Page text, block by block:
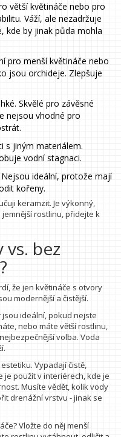
větší květináče nebo pro
Váží, ale nezadržuje
kde by jinak půda mohla
pro menší květináče nebo
jsou orchideje. Zlepšuje
Skvělé pro závěsné
nejsou vhodné pro
s jiným materiálem.
vodní stagnaci.
ideální, protože mají
kořeny.
keramzit. Je výkonný,
rostlinu, přidejte k
vs. bez
že jen květináče s otvory
modernější a čistější.
jsou ideální, pokud nejste
nebo máte větší rostlinu,
volba. Voda
Vypadají čistě,
použít v interiérech, kde je
Musíte vědět, kolik vody
drenážní vrstvu - jinak se
Vložte do něj menší